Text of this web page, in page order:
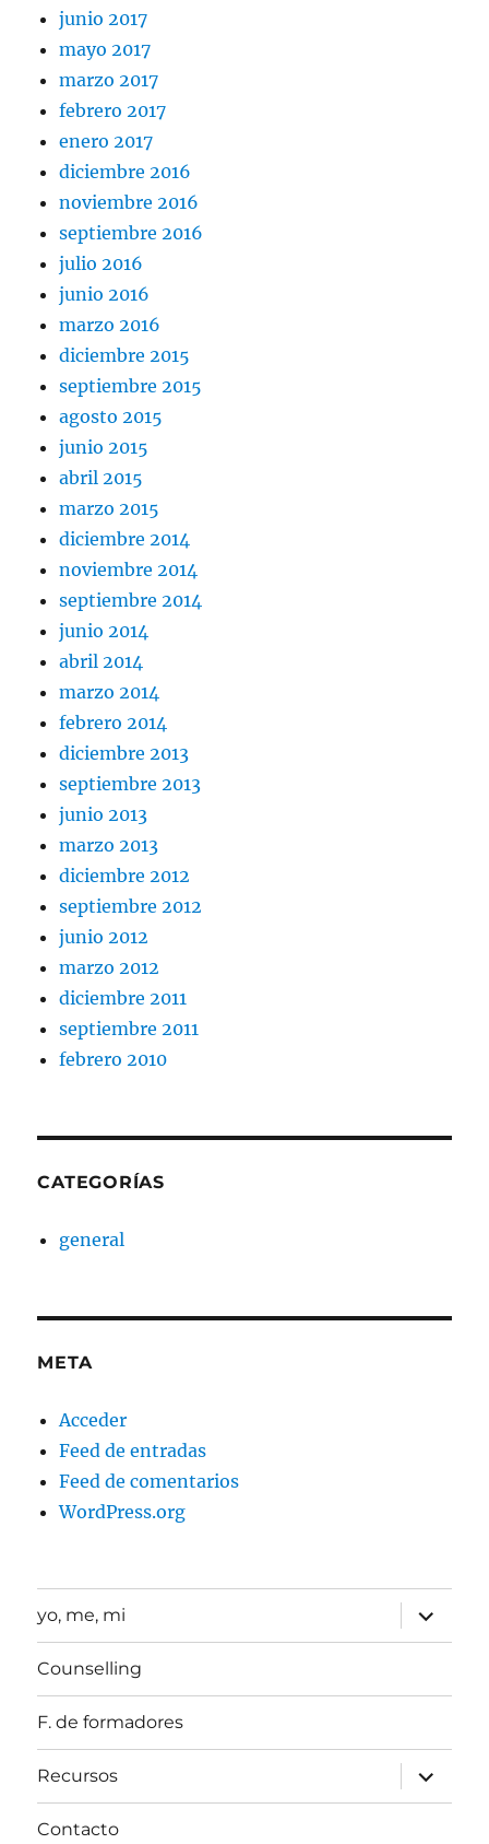
junio 2017
mayo 2017
marzo 2017
febrero 2017
enero 2017
diciembre 2016
noviembre 2016
septiembre 2016
julio 2016
junio 2016
marzo 2016
diciembre 2015
septiembre 2015
agosto 2015
junio 2015
abril 2015
marzo 2015
diciembre 2014
noviembre 2014
septiembre 2014
junio 2014
abril 2014
marzo 2014
febrero 2014
diciembre 2013
septiembre 2013
junio 2013
marzo 2013
diciembre 2012
septiembre 2012
junio 2012
marzo 2012
diciembre 2011
septiembre 2011
febrero 2010
CATEGORÍAS
general
META
Acceder
Feed de entradas
Feed de comentarios
WordPress.org
yo, me, mi
expande
el
menú
Counselling
F. de formadores
Recursos
expande
el
menú
Contacto